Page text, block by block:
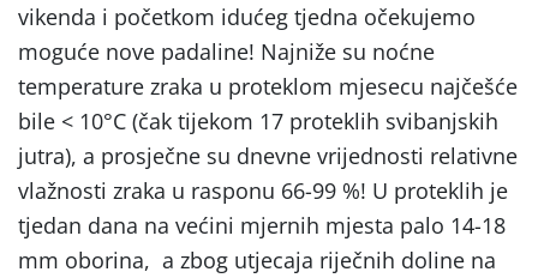
vikenda i početkom idućeg tjedna očekujemo
moguće nove padaline! Najniže su noćne
temperature zraka u proteklom mjesecu najčešće
bile < 10°C (čak tijekom 17 proteklih svibanjskih
jutra), a prosječne su dnevne vrijednosti relativne
vlažnosti zraka u rasponu 66-99 %! U proteklih je
tjedan dana na većini mjernih mjesta palo 14-18
mm oborina, a zbog utjecaja riječnih doline na